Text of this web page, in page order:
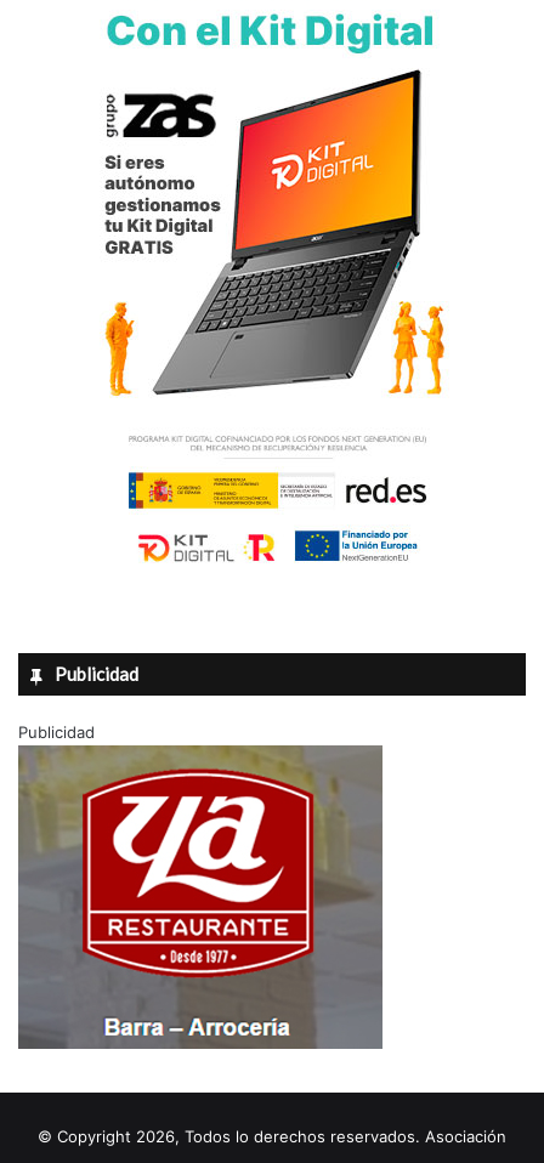
Publicidad
Publicidad
© Copyright 2026, Todos lo derechos reservados. Asociación